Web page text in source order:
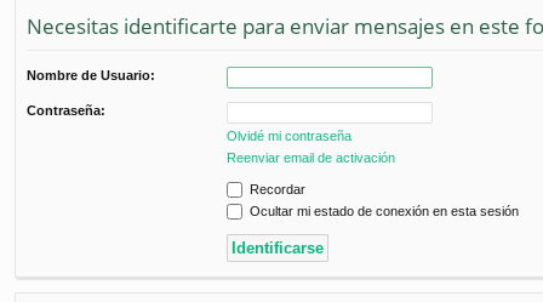
rá
Necesitas identificarte para enviar mensajes en este
Nombre de Usuario:
Contraseña:
Olvidé mi contraseña
Reenviar email de activación
Recordar
Ocultar mi estado de conexión en esta sesión